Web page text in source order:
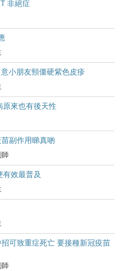
非絕症
小朋友頸僵硬紫色皮疹
原來也有後天性
副作用睇真啲
效最普及
可致重症死亡 要接種新冠疫苗